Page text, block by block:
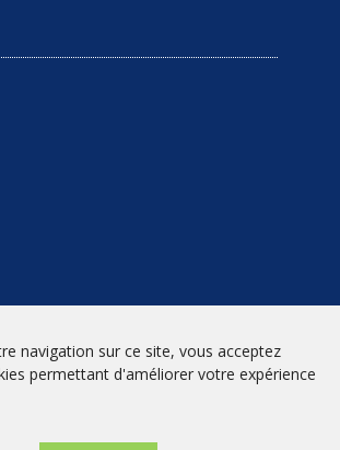
navigation sur ce site, vous acceptez
permettant d'améliorer votre expérience